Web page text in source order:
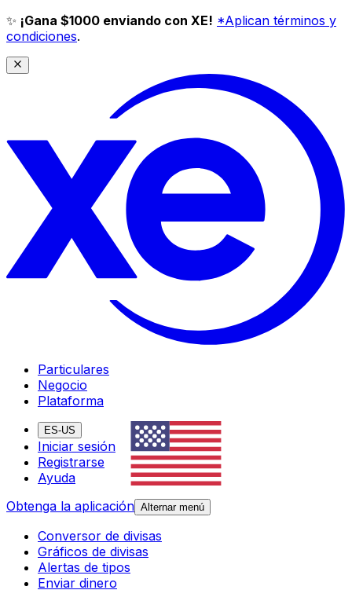
✨ ¡Gana $1000 enviando con XE! *Aplican términos y
condiciones.
Particulares
Negocio
Plataforma
ES-US
Iniciar sesión
Registrarse
Ayuda
Obtenga la aplicación Alternar menú
Conversor de divisas
Gráficos de divisas
Alertas de tipos
Enviar dinero